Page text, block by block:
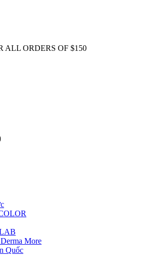
ALL ORDERS OF $150
More
Quốc